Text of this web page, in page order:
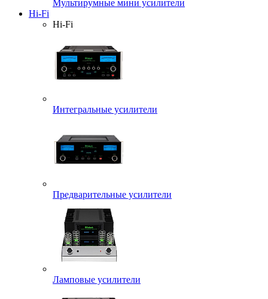
Мультирумные мини усилители
Hi-Fi
Hi-Fi
Интегральные усилители
Предварительные усилители
Ламповые усилители